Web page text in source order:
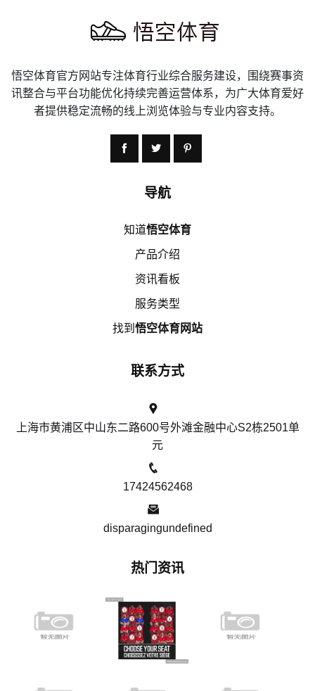
悟空体育官方网站专注体育行业综合服务建设，围绕赛事资
讯整合与平台功能优化持续完善运营体系，为广大体育爱好
者提供稳定流畅的线上浏览体验与专业内容支持。
导航
知道悟空体育
产品介绍
资讯看板
服务类型
找到 悟空体育网站
联系方式
上海市黄浦区中山东二路600号外滩金融中心S2栋2501单
元
17424562468
disparagingundefined
热门资讯